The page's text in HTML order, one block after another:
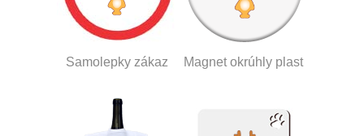
Samolepky zákaz Magnet okrúhly plast